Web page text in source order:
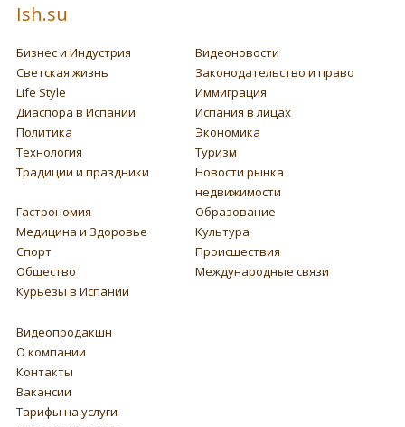
Ish.su
Бизнес и Индустрия
Видеоновости
Светская жизнь
Законодательство и право
Life Style
Иммиграция
Диаспора в Испании
Испания в лицах
Политика
Экономика
Технология
Туризм
Традиции и праздники
Новости рынка
недвижимости
Гастрономия
Образование
Медицина и Здоровье
Культура
Спорт
Происшествия
Общество
Международные связи
Курьезы в Испании
Видеопродакшн
О компании
Контакты
Вакансии
Тарифы на услуги